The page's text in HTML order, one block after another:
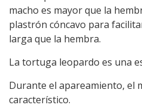
macho es mayor que la
plastrón cóncavo para
larga que la hembra.
La tortuga leopardo es una
Durante el apareamiento, el
característico.